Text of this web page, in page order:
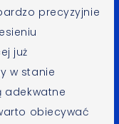
precyzyjnie
już
w stanie
adekwatne
obiecywać